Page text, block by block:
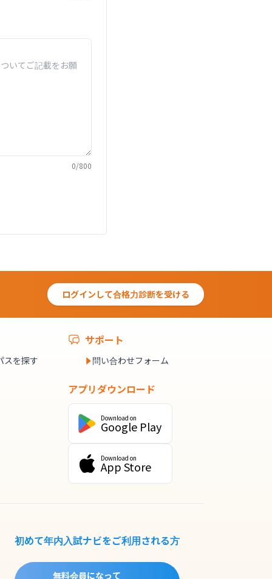
0/800
ログインして合格力診断を受ける
スを探す
サポート
問い合わせフォーム
アプリダウンロード
Download on
Google Play
Download on
App Store
初めて年内入試ナビをご利用される方
無料会員になって